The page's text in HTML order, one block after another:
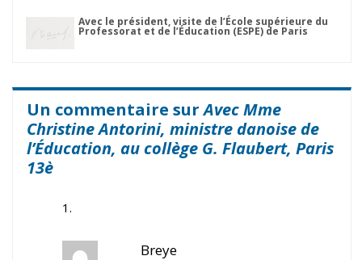
Avec le président, visite de l’École supérieure du
Professorat et de l’Éducation (ESPE) de Paris
Un commentaire surAvec Mme
Christine Antorini, ministre danoise de
l’Éducation, au collège G. Flaubert, Paris
13è
Breye